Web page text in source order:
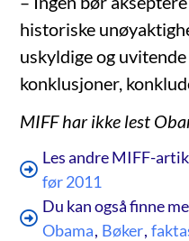
historiske
uskyldige og
konklusjoner,
MIFF har ikke lest
Les andre MIFF-
før 2011
Du kan også finne
Obama, Bøker,